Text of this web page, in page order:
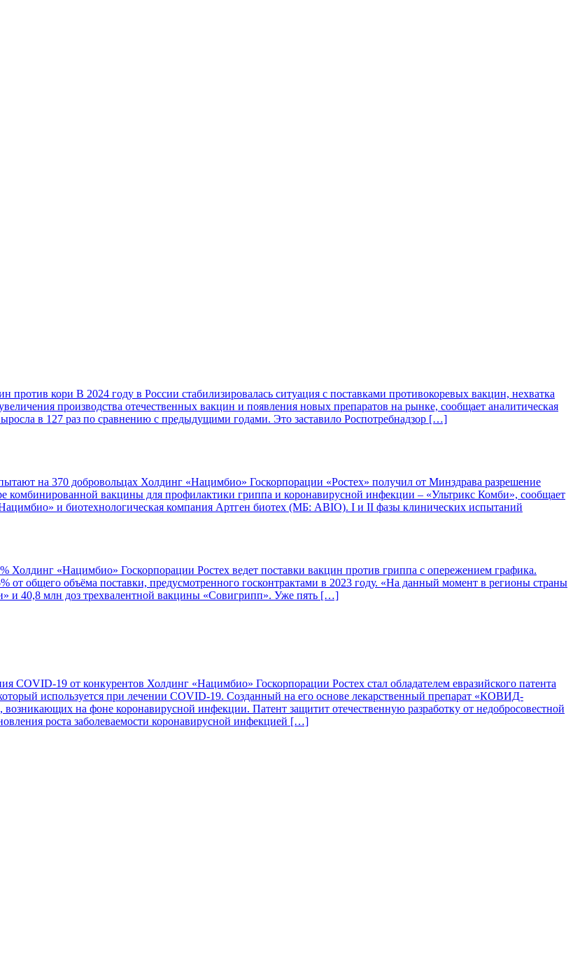
против кори В 2024 году в России стабилизировалась ситуация с поставками противокоревых вакцин, нехватка
производства отечественных вакцин и появления новых препаратов на рынке, сообщает аналитическая
в 127 раз по сравнению с предыдущими годами. Это заставило Роспотребнадзор […]
на 370 добровольцах Холдинг «Нацимбио» Госкорпорации «Ростех» получил от Минздрава разрешение
комбинированной вакцины для профилактики гриппа и коронавирусной инфекции – «Ультрикс Комби», сообщает
и биотехнологическая компания Артген биотех (МБ: ABIO). I и II фазы клинических испытаний
Холдинг «Нацимбио» Госкорпорации Ростех ведет поставки вакцин против гриппа с опережением графика.
от общего объёма поставки, предусмотренного госконтрактами в 2023 году. «На данный момент в регионы страны
и 40,8 млн доз трехвалентной вакцины «Совигрипп». Уже пять […]
COVID-19 от конкурентов Холдинг «Нацимбио» Госкорпорации Ростех стал обладателем евразийского патента
используется при лечении COVID-19. Созданный на его основе лекарственный препарат «КОВИД-
возникающих на фоне коронавирусной инфекции. Патент защитит отечественную разработку от недобросовестной
роста заболеваемости коронавирусной инфекцией […]